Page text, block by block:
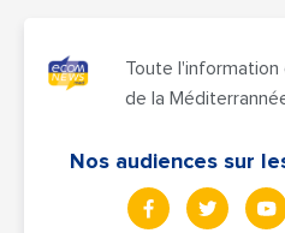
Toute
de la
Nos audiences sur